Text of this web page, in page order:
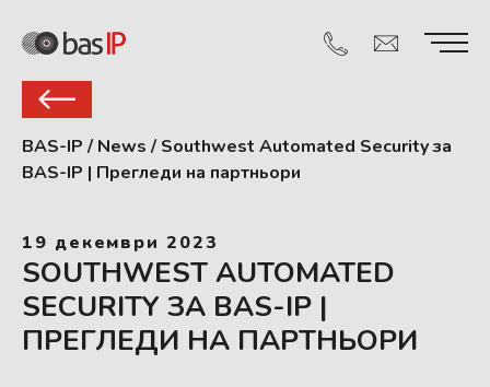
BAS-IP / News / Southwest Automated Security за
BAS-IP | Прегледи на партньори
19 декември 2023
SOUTHWEST AUTOMATED
SECURITY ЗА BAS-IP |
ПРЕГЛЕДИ НА ПАРТНЬОРИ